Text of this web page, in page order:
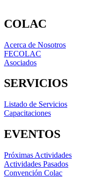
COLAC
Acerca de Nosotros
FECOLAC
Asociados
SERVICIOS
Listado de Servicios
Capacitaciones
EVENTOS
Próximas Actividades
Actividades Pasados
Convención Colac